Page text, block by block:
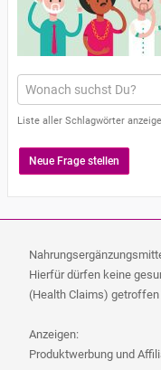
Liste aller Schlagwörter
Neue Frage stellen
Hierfür dürfen keine
(Health Claims)
Anzeigen:
Produktwerbung und